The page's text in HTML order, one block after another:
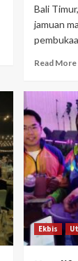
Bali
jamuan
Read More
Ekbis